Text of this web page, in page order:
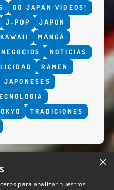
GO JAPAN VÍDEOS!
J-POP
JAPON
KAWAII
MANGA
NEGOCIOS
NOTICIAS
RAMEN
JAPONESES
TRADICIONES
×
para analizar nuestros